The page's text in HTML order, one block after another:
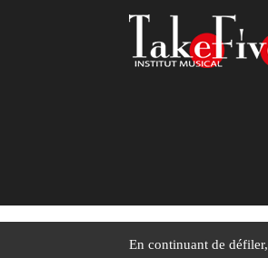
En continuant de défiler,